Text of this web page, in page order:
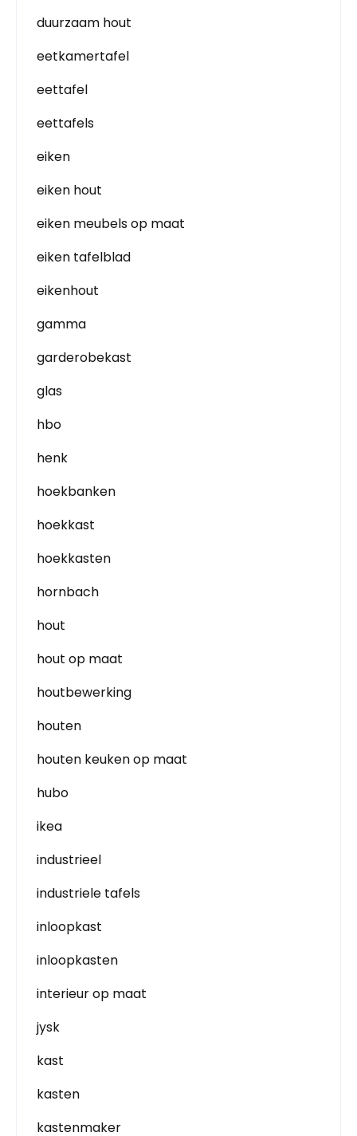
duurzaam hout
eetkamertafel
eettafel
eettafels
eiken
eiken hout
eiken meubels op maat
eiken tafelblad
eikenhout
gamma
garderobekast
glas
hbo
henk
hoekbanken
hoekkast
hoekkasten
hornbach
hout
hout op maat
houtbewerking
houten
houten keuken op maat
hubo
ikea
industrieel
industriele tafels
inloopkast
inloopkasten
interieur op maat
jysk
kast
kasten
kastenmaker